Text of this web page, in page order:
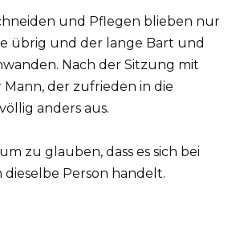
und Pflegen blieben nur
übrig und der lange Bart und
Nach der Sitzung mit
Mann, der zufrieden in die
anders aus.
zu glauben, dass es sich bei
dieselbe Person handelt.